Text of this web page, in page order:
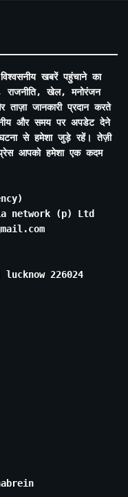
खबरें पहुंचाने का
राजनीति, खेल, मनोरंजन
ताज़ा जानकारी प्रदान करते
और समय पर अपडेट देने
से हमेशा जुड़े रहें। तेज़ी
आपको हमेशा एक कदम
network (p) Ltd
226024